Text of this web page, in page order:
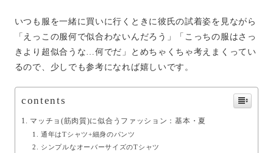
いつも服を一緒に買いに行くときに彼氏の試着姿を見ながら
「えっこの服何で似合わないんだろう」「こっちの服はさっ
きより超似合うな…何でだ」とめちゃくちゃ考えまくってい
るので、少しでも参考になれば嬉しいです。
contents
マッチョ(筋肉質)に似合うファッション：基本・夏
通年はTシャツ+細身のパンツ
シンプルなオーバーサイズのTシャツ